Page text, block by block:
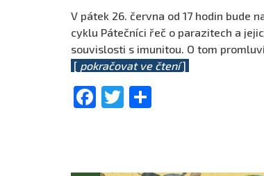
V pátek 26. června od 17 hodin bude
cyklu Pátečníci řeč o parazitech a
souvislosti s imunitou. O tom
[ pokračovat ve čtení]
Facebook
Twitter